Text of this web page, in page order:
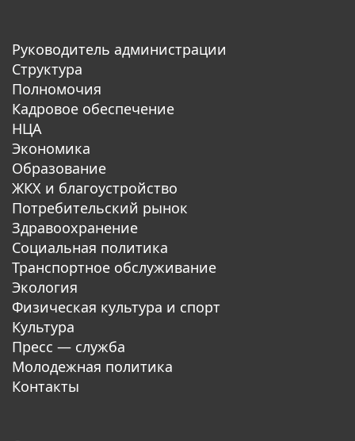
Руководитель администрации
Структура
Полномочия
Кадровое обеспечение
НЦА
Экономика
Образование
ЖКХ и благоустройство
Потребительский рынок
Здравоохранение
Социальная политика
Транспортное обслуживание
Экология
Физическая культура и спорт
Культура
Пресс — служба
Молодежная политика
Контакты